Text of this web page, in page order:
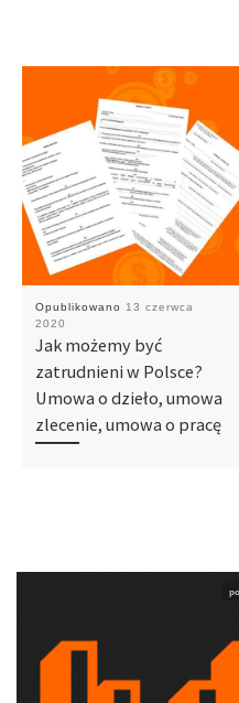
Opublikowano
13 czerwca
2020
Jak możemy być
zatrudnieni w Polsce?
Umowa o dzieło, umowa
zlecenie, umowa o pracę